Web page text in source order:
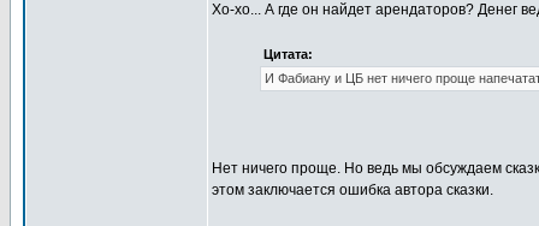
Хо-хо... А где он найдет арендаторов? Денег
Цитата:
И Фабиану и ЦБ нет ничего проще
Нет ничего проще. Но ведь мы обсуждаем
этом заключается ошибка автора сказки.